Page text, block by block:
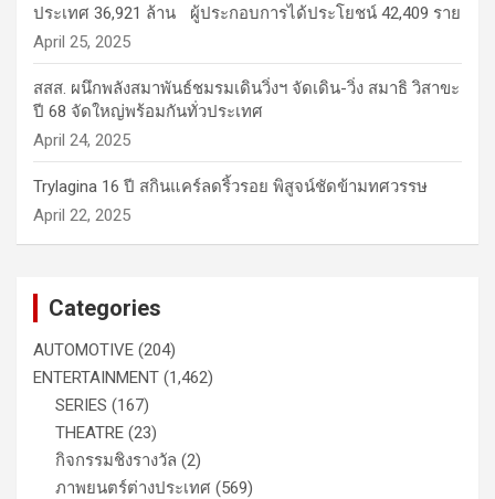
ประเทศ 36,921 ล้าน ผู้ประกอบการได้ประโยชน์ 42,409 ราย
April 25, 2025
สสส. ผนึกพลังสมาพันธ์ชมรมเดินวิ่งฯ จัดเดิน-วิ่ง สมาธิ วิสาขะ
ปี 68 จัดใหญ่พร้อมกันทั่วประเทศ
April 24, 2025
Trylagina 16 ปี สกินแคร์ลดริ้วรอย พิสูจน์ชัดข้ามทศวรรษ
April 22, 2025
Categories
AUTOMOTIVE (204)
ENTERTAINMENT (1,462)
SERIES (167)
THEATRE (23)
กิจกรรมชิงรางวัล (2)
ภาพยนตร์ต่างประเทศ (569)